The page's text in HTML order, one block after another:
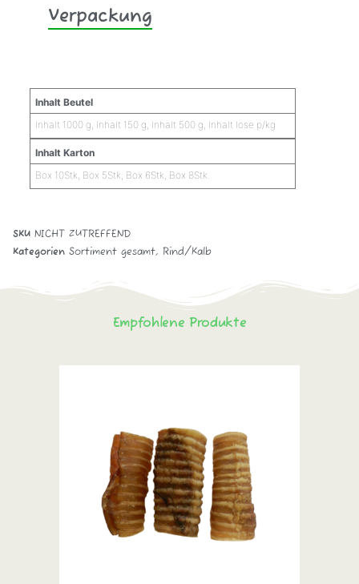
Verpackung
Inhalt Beutel
Inhalt 1000 g, Inhalt 150 g, Inhalt 500 g, Inhalt lose p/kg
Inhalt Karton
Box 10Stk, Box 5Stk, Box 6Stk, Box 8Stk.
SKU NICHT ZUTREFFEND
Kategorien Sortiment gesamt, Rind/Kalb
Empfohlene Produkte